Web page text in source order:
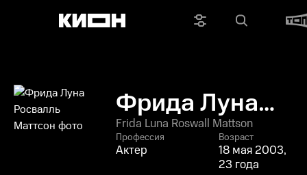
Фрида Луна
Росвалль
Маттсон
Frida Luna Roswall Mattson
Профессия
Актер
Возраст
18 мая 2003,
23 года